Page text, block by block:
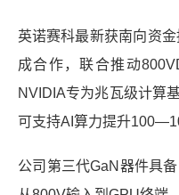
英诺赛科最新获南向资
成合作，联合推动
NVIDIA专为兆瓦级计算
可支持AI算力提升
公司第三代GaN器件具